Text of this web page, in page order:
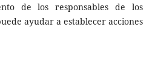
de los responsables de los
ayudar a establecer acciones